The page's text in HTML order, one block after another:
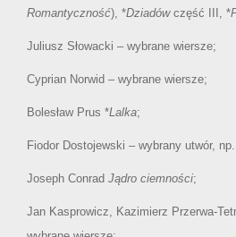
Romantyczność), *Dziadówczęść III, *
Juliusz Słowacki – wybrane wiersze;
Cyprian Norwid – wybrane wiersze;
Bolesław Prus *Lalka;
Fiodor Dostojewski – wybrany utwór, np.
Joseph Conrad Jądro ciemności;
Jan Kasprowicz, Kazimierz Przerwa-